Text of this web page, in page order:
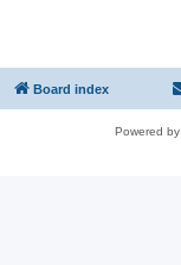
Board index
Powered by